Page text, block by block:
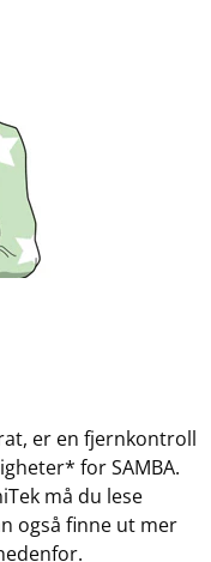
er en fjernkontroll
for SAMBA.
må du lese
også finne ut mer